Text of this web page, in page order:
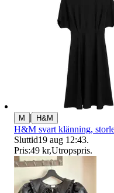
M | H&M
H&M svart klänning,
Sluttid19 aug 12:43.
Pris:49 kr,Utropspris.